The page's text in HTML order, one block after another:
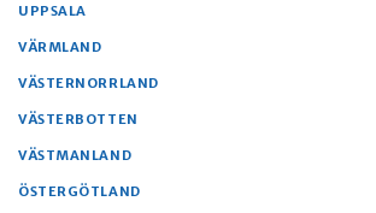
UPPSALA
VÄRMLAND
VÄSTERNORRLAND
VÄSTERBOTTEN
VÄSTMANLAND
ÖSTERGÖTLAND